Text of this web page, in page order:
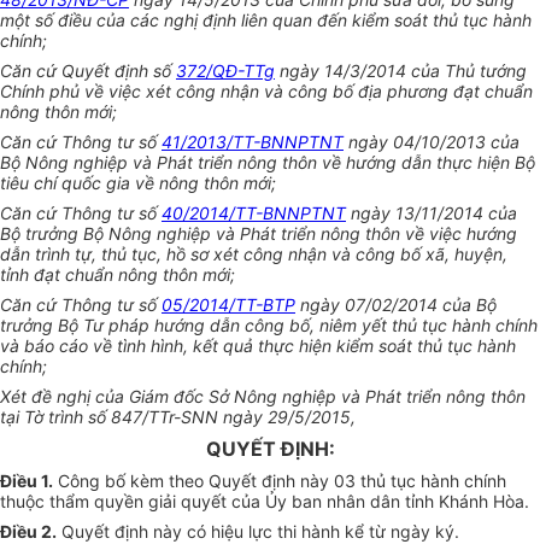
một số điều của các nghị định liên quan đến kiểm soát thủ tục hành
chính;
Căn cứ Quyết định số372/QĐ-TTg ngày 14/3/2014 của Thủ tướng
Chính phủ về việc xét công nhận và công bố địa phương đạt chuẩn
nông thôn mới;
Căn cứ Thông tư số41/2013/TT-BNNPTNTngày 04/10/2013 của
Bộ Nông nghiệp và Phát triển nông thôn về hướng dẫn thực hiện Bộ
tiêu chí quốc gia về nông thôn mới;
Căn cứ Thông tư số40/2014/TT-BNNPTNTngày 13/11/2014 của
Bộ trưởng Bộ Nông nghiệp và Phát triển nông thôn về việc hướng
dẫn trình tự, thủ tục, hồ sơ xét công nhận và công bố xã, huyện,
tỉnh đạt chuẩn nông thôn mới;
Căn cứ Thông tư số05/2014/TT-BTP ngày 07/02/2014 của Bộ
trưởng Bộ Tư pháp hướng dẫn công bố, niêm yết thủ tục hành chính
và báo cáo về tình hình, kết quả thực hiện kiểm soát thủ tục hành
chính;
Xét đề nghị của Giám đốc Sở Nông nghiệp và Phát triển nông thôn
tại Tờ trình số 847/TTr-SNN ngày 29/5/2015,
QUYẾT ĐỊNH:
Điều 1. Công bố kèm theo Quyết định này 03 thủ tục hành chính
thuộc thẩm quyền giải quyết của Ủy ban nhân dân tỉnh Khánh Hòa.
Điều 2. Quyết định này có hiệu lực thi hành kể từ ngày ký.